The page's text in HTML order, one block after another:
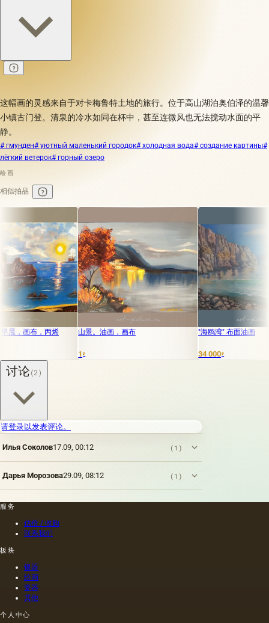
这幅画的灵感来自于对卡梅鲁特土地的旅行。位于高山湖泊奥伯泽的温馨
小镇古门登。清泉的冷水如同在杯中，甚至连微风也无法搅动水面的平
静。
# гмунден# уютный маленький городок# холодная вода# создание картины#
лёгкий ветерок# горный озеро
绘画
相似拍品
布，丙烯 山景。油画，画布 "海鸥湾" 布面油画
讨论(2)
请登录以发表评论。
Илья Соколов17.09, 00:12 (1)
Дарья Морозова29.09, 08:12 (1)
服务
估价 / 收购
联系我们
板块
银器
绘画
瓷器
其他
个人中心